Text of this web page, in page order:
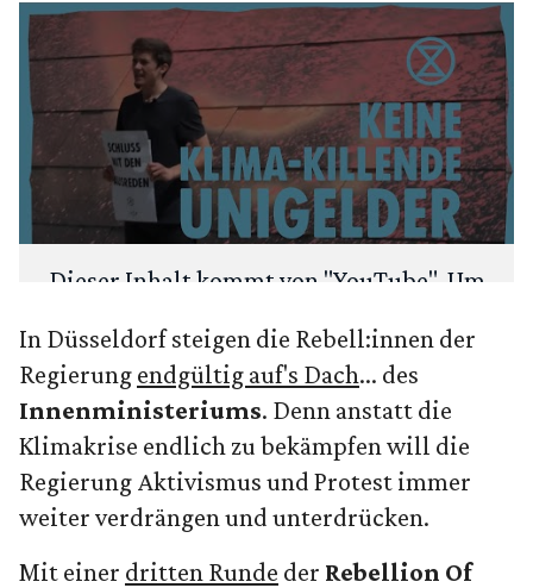
Dieser Inhalt kommt von "YouTube". Um
wir zuerst: Möchtest du den Inhalt laden?
ANSEHEN IMMER LADEN
In Düsseldorf steigen die Rebell:innen der
Regierung endgültig auf's Dach... des
Innenministeriums. Denn anstatt die
Klimakrise endlich zu bekämpfen will die
Regierung Aktivismus und Protest immer
weiter verdrängen und unterdrücken.
Mit einer dritten Runde der Rebellion Of